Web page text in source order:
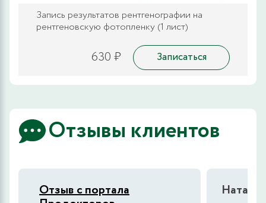
Запись результатов рентгенографии на
рентгеновскую фотопленку (1 лист)
630 ₽ Записаться
Отзывы клиентов
Отзыв с портала Наталья